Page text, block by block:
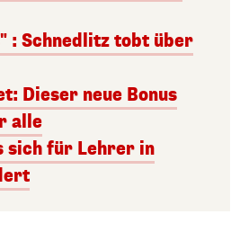
: Schnedlitz tobt über
Dieser neue Bonus
alle
sich für Lehrer in